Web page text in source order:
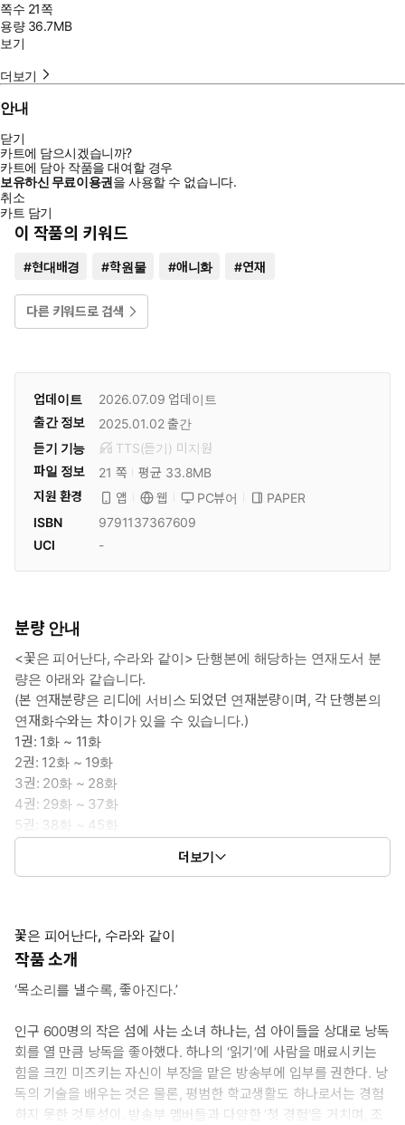
쪽수 21쪽
용량 36.7MB
보기
더보기
안내
닫기
카트에 담으시겠습니까?
카트에 담아 작품을 대여할 경우
보유하신 무료이용권을 사용할 수 없습니다.
취소
카트 담기
이 작품의 키워드
#현대배경 #학원물 #애니화 #연재
다른 키워드로 검색
업데이트 2026.07.09 업데이트
출간 정보
2025.01.02 출간
듣기 기능
TTS(듣기) 미 지원
파일 정보
21 쪽
평균 33.8MB
지원 환경
앱 웹 PC뷰어
PAPER
ISBN
9791137367609
UCI
-
분량 안내
<꽃은 피어난다, 수라와 같이> 단행본에 해당하는 연재도서 분
량은 아래와 같습니다.
(본 연재분량은 리디에 서비스 되었던 연재분량이며, 각 단행본의
연재화수와는 차이가 있을 수 있습니다.)
1권: 1화 ~ 11화
2권: 12화 ~ 19화
3권: 20화 ~ 28화
4권: 29화 ~ 37화
5권: 38화 ~ 45화
6권: 46화 ~ 55화
더보기
꽃은 피어난다, 수라와 같이
작품 소개
‘목소리를 낼수록, 좋아진다.’
인구 600명의 작은 섬에 사는 소녀 하나는, 섬 아이들을 상대로 낭독
회를 열 만큼 낭독을 좋아했다. 하나의 ‘읽기’에 사람을 매료시키는
힘을 크낀 미즈키는 자신이 부장을 맡은 방송부에 입부를 권한다. 낭
독의 기술을 배우는 것은 물론, 평범한 학교생활도 하나로서는 경험
하지 못한 것투성이. 방송부 멤버들과 다양한 ‘첫 경험’을 거치며, 조